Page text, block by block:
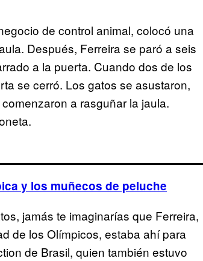
de control animal, colocó una
Después, Ferreira se paró a seis
a la puerta. Cuando dos de los
se cerró. Los gatos se asustaron,
a rasguñar la jaula.
y los muñecos de peluche
jamás te imaginarías que Ferreira,
de los Olímpicos, estaba ahí para
de Brasil, quien también estuvo